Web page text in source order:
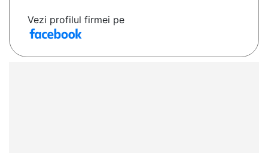
Vezi profilul firmei pe